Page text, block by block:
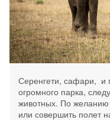
Серенгети, сафари, и
огромного парка,
животных. По
или совершить полет